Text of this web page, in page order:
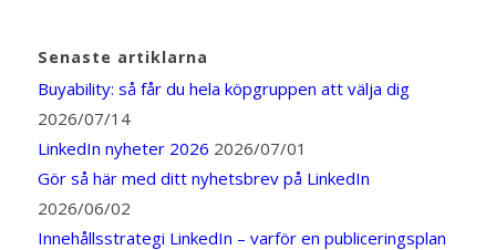
Senaste artiklarna
Buyability: så får du hela köpgruppen att välja dig
2026/07/14
LinkedIn nyheter 2026 2026/07/01
Gör så här med ditt nyhetsbrev på LinkedIn
2026/06/02
Innehållsstrategi LinkedIn – varför en publiceringsplan